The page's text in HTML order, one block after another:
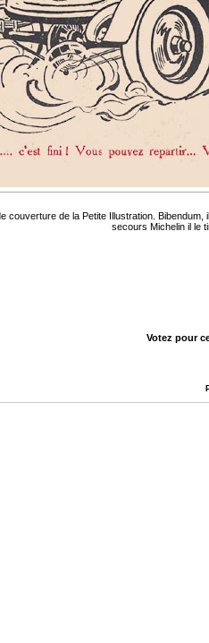
couverture de la Petite Illustration.
secours Michelin il le
Votez pour